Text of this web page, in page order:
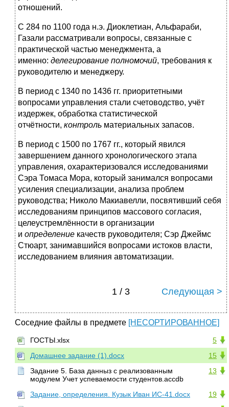
отношений.
С 284 по 1100 года н.э. Диоклетиан, Альфараби,
Газали рассматривали вопросы, связанные с
практической частью менеджмента, а
именно: делегирование полномочий, требования к
руководителю и менеджеру.
В период с 1340 по 1436 гг. приоритетными
вопросами управления стали счетоводство, учёт
издержек, обработка статистической
отчётности, контроль материальных запасов.
В период с 1500 по 1767 гг., который явился
завершением данного хронологического этапа
управления, охарактеризовался исследованиями
Сэра Томаса Мора, который занимался вопросами
усиления специализации, анализа проблем
руководства; Николо Макиавелли, посвятивший себя
исследованиям принципов массового согласия,
целеустремлённости в организации
и определение качеств руководителя; Сэр Джеймс
Стюарт, занимавшийся вопросами истоков власти,
исследованием влияния автоматизации.
1 / 3 Следующая >
Соседние файлы в предмете [НЕСОРТИРОВАННОЕ]
5
ГОСТЫ.xlsx
15
Домашнее задание (1).docx
13
Задание 5. База данныз с реализованным
модулем Учет успеваемости студентов.accdb
19
Задание, определения. Кузык Иван ИС-41.docx